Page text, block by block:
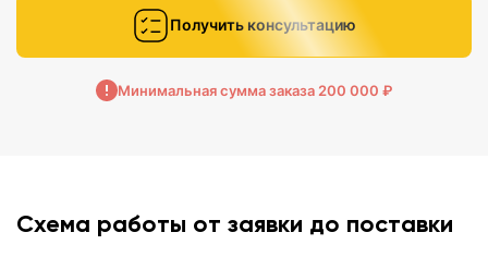
Получить консультацию
Минимальная сумма заказа 200 000 ₽
Схема работы от заявки до поставки